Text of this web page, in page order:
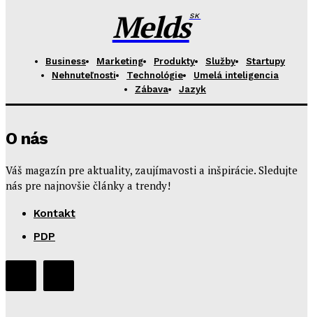
MeldsSK
Business Marketing Produkty Služby
Startupy
Nehnuteľnosti
Technológie
Umelá inteligencia
Zábava
Jazyk
O nás
Váš magazín pre aktuality, zaujímavosti a inšpirácie. Sledujte
nás pre najnovšie články a trendy!
Kontakt
PDP